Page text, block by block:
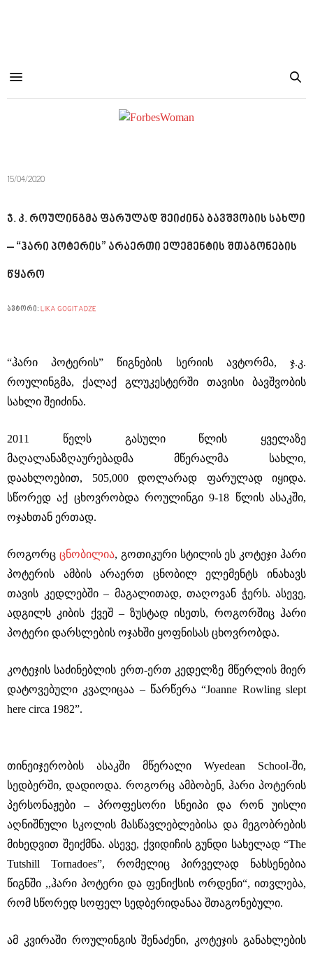
15/04/2020
ჯ. კ. როულინგმა ფარულად შეიძინა ბავშვობის სახლი
– “ჰარი პოტერის” არაერთი ელემენტის შთაგონების
წყარო
ავტორი: LIKA GOGITADZE
“ჰარი პოტერის” წიგნების სერიის ავტორმა, ჯ.კ.
როულინგმა, ქალაქ გლუკესტერში თავისი ბავშვობის
სახლი შეიძინა.
2011 წელს გასული წლის ყველაზე
მაღალანაზღაურებადმა მწერალმა სახლი,
დაახლოებით, 505,000 დოლარად ფარულად იყიდა.
სწორედ აქ ცხოვრობდა როულინგი 9-18 წლის ასაკში,
ოჯახთან ერთად.
როგორც ცნობილია, გოთიკური სტილის ეს კოტეჯი ჰარი
პოტერის ამბის არაერთ ცნობილ ელემენტს ინახავს
თავის კედლებში – მაგალითად, თაღოვან ჭერს. ასევე,
ადგილს კიბის ქვეშ – ზუსტად ისეთს, როგორშიც ჰარი
პოტერი დარსლების ოჯახში ყოფნისას ცხოვრობდა.
კოტეჯის საძინებლის ერთ-ერთ კედელზე მწერლის მიერ
დატოვებული კვალიცაა – წარწერა “Joanne Rowling slept
here circa 1982”.
თინეიჯერობის ასაკში მწერალი Wyedean School-ში,
სედბერში, დადიოდა. როგორც ამბობენ, ჰარი პოტერის
პერსონაჟები – პროფესორი სნეიპი და რონ უისლი
აღნიშნული სკოლის მასწავლებლებისა და მეგობრების
მიხედვით შეიქმნა. ასევე, ქვიდიჩის გუნდი სახელად “The
Tutshill Tornadoes”, რომელიც პირველად ნახსენებია
წიგნში ,,ჰარი პოტერი და ფენიქსის ორდენი“, ითვლება,
რომ სწორედ სოფელ სედბერიდანაა შთაგონებული.
ამ კვირაში როულინგის შენაძენი, კოტეჯის განახლების